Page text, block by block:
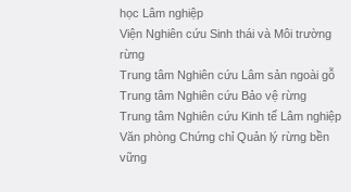
học Lâm nghiệp
Viện Nghiên cứu Sinh thái và Môi trường
rừng
Trung tâm Nghiên cứu Lâm sản ngoài gỗ
Trung tâm Nghiên cứu Bảo vệ rừng
Trung tâm Nghiên cứu Kinh tế Lâm nghiệp
Văn phòng Chứng chỉ Quản lý rừng bền
vững